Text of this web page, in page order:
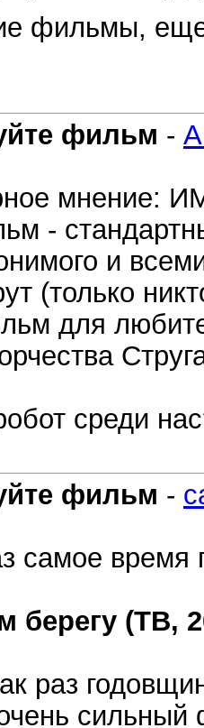
фильмы, еще
фильм -
мнение:
-
и
(только
для
среди
фильм -
самое время
берегу (ТВ,
раз